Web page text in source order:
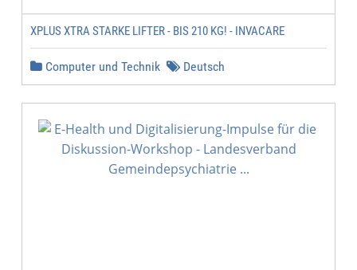
XPLUS XTRA STARKE LIFTER - BIS 210 KG! - INVACARE
Computer und Technik Deutsch